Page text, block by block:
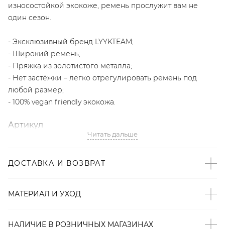
износостойкой экокоже, ремень прослужит вам не
один сезон.
- Эксклюзивный бренд LYYKTEAM;
- Широкий ремень;
- Пряжка из золотистого металла;
- Нет застёжки – легко отрегулировать ремень под
любой размер;
- 100% vegan friendly экокожа.
Артикул
Читать дальше
ДОСТАВКА И ВОЗВРАТ
МАТЕРИАЛ И УХОД
НАЛИЧИЕ В РОЗНИЧНЫХ МАГАЗИНАХ